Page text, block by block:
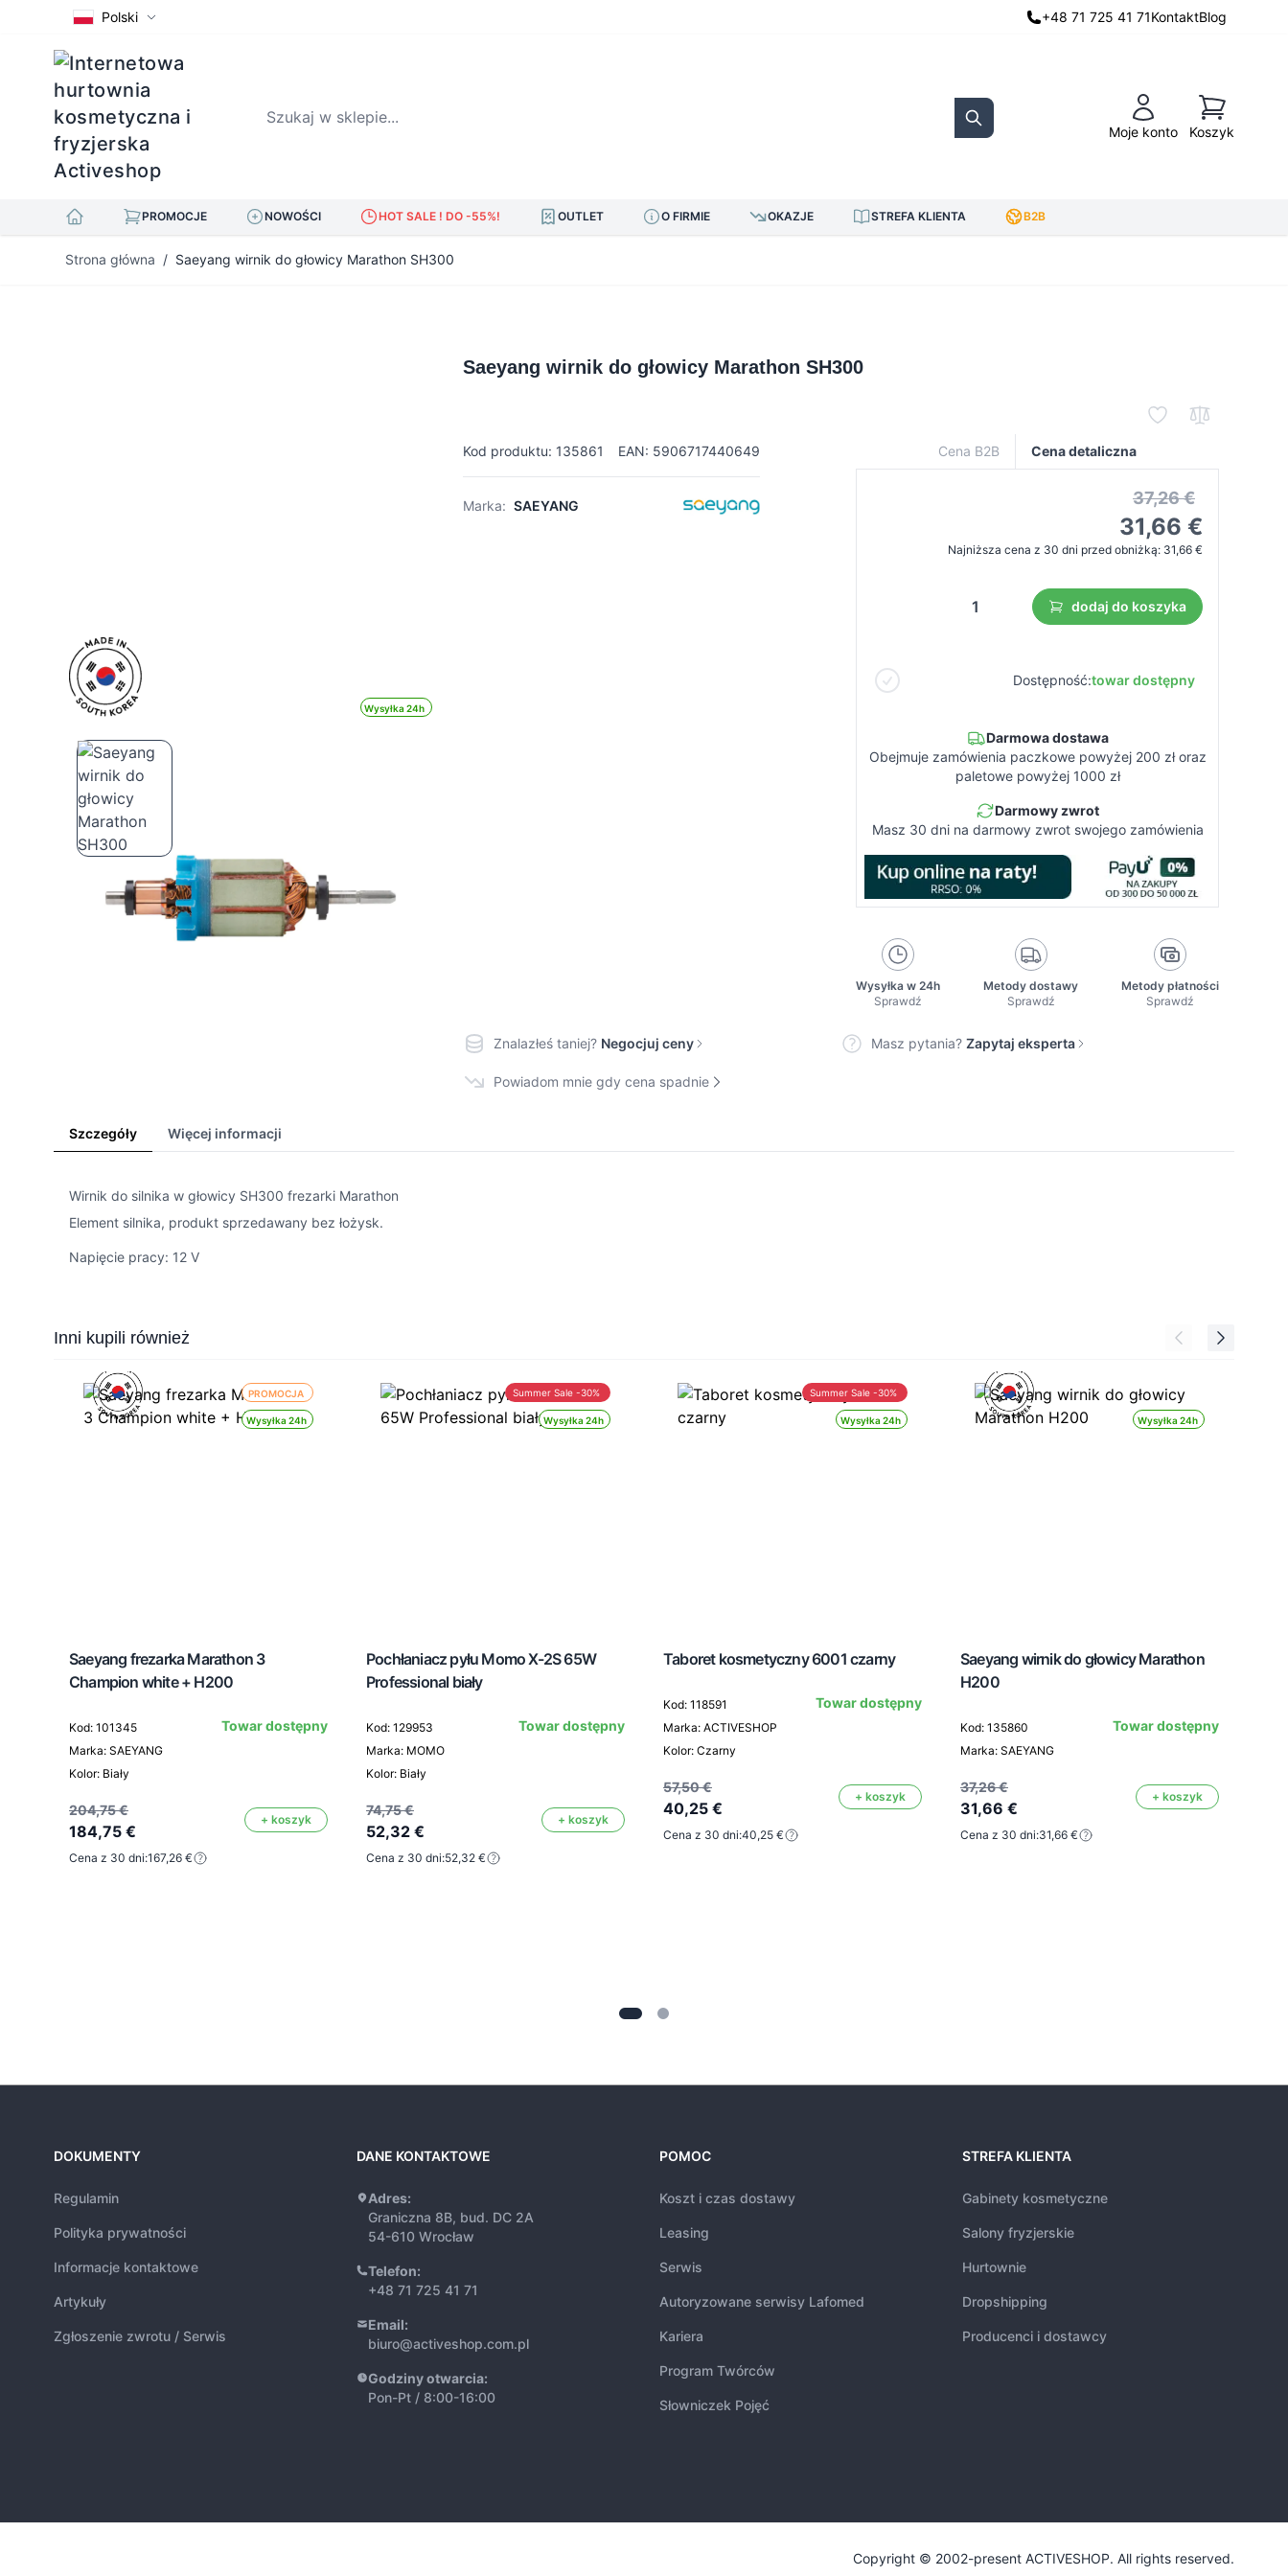
Polski +48 71 725 41 71KontaktBlog
Szukaj w sklepie...
Search Moje konto
Koszyk
Koszyk
PROMOCJE NOWOŚCI HOT SALE ! DO -55%! OUTLET O FIRMIE OKAZJE STREFA KLIENTA B2B
Strona główna / Saeyang wirnik do głowicy Marathon SH300
Wysyłka 24h
Saeyang wirnik do głowicy Marathon SH300
Kod produktu: 135861 EAN: 5906717440649
Marka: SAEYANG
Cena B2B Cena detaliczna
37,26 €
31,66 €
Najniższa cena z 30 dni przed obniżką: 31,66 €
dodaj do koszyka
Dostępność:towar dostępny
Darmowa dostawa
Obejmuje zamówienia paczkowe powyżej 200 zł oraz
paletowe powyżej 1000 zł
Darmowy zwrot
Masz 30 dni na darmowy zwrot swojego zamówienia
Wysyłka w 24h
Sprawdź
Metody dostawy
Sprawdź
Metody płatności
Sprawdź
Znalazłeś taniej? Negocjuj ceny Masz pytania? Zapytaj eksperta
Powiadom mnie gdy cena spadnie
Szczegóły Więcej informacji
Wirnik do silnika w głowicy SH300 frezarki Marathon
Element silnika, produkt sprzedawany bez łożysk.
Napięcie pracy: 12 V
Press to skip carousel
Inni kupili również
PROMOCJA
Wysyłka 24h
Saeyang frezarka Marathon 3
Champion white + H200
Kod: 101345
Marka: SAEYANG
Kolor: Biały
Towar dostępny
204,75 €
184,75 €
+ koszyk
Cena z 30 dni:167,26 €
Wysyłka 24h
Summer Sale -30%
Pochłaniacz pyłu Momo X-2S 65W
Professional biały
Kod: 129953
Marka: MOMO
Kolor: Biały
Towar dostępny
74,75 €
52,32 €
+ koszyk
Cena z 30 dni:52,32 €
Wysyłka 24h
Summer Sale -30%
Taboret kosmetyczny 6001 czarny
Kod: 118591
Marka: ACTIVESHOP
Kolor: Czarny
Towar dostępny
57,50 €
40,25 €
+ koszyk
Cena z 30 dni:40,25 €
Wysyłka 24h
Saeyang wirnik do głowicy Marathon
H200
Kod: 135860
Marka: SAEYANG
Towar dostępny
37,26 €
31,66 €
+ koszyk
Cena z 30 dni:31,66 €
DOKUMENTY
Regulamin
Polityka prywatności
Informacje kontaktowe
Artykuły
Zgłoszenie zwrotu / Serwis
DANE KONTAKTOWE
Adres:
Graniczna 8B, bud. DC 2A
54-610 Wrocław
Telefon:
+48 71 725 41 71
Email:
biuro@activeshop.com.pl
Godziny otwarcia:
Pon-Pt / 8:00-16:00
POMOC
Koszt i czas dostawy
Leasing
Serwis
Autoryzowane serwisy Lafomed
Kariera
Program Twórców
Słowniczek Pojęć
STREFA KLIENTA
Gabinety kosmetyczne
Salony fryzjerskie
Hurtownie
Dropshipping
Producenci i dostawcy
Copyright © 2002-present ACTIVESHOP. All rights reserved.